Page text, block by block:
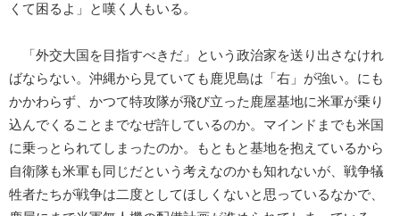
くて困るよ」と嘆く人もいる。
「外交大国を目指すべきだ」という政治家を送り出さなけれ
ばならない。沖縄から見ていても鹿児島は「右」が強い。にも
かかわらず、かつて特攻隊が飛び立った鹿屋基地に米軍が乗り
込んでくることまでなぜ許しているのか。マインドまでも米国
に乗っとられてしまったのか。もともと基地を抱えているから
自衛隊も米軍も同じだという考えなのかも知れないが、戦争犠
牲者たちが戦争は二度としてほしくないと思っているなかで、